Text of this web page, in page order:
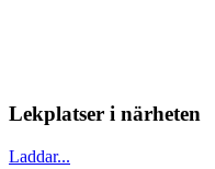
Lekplatser i närheten
Laddar...